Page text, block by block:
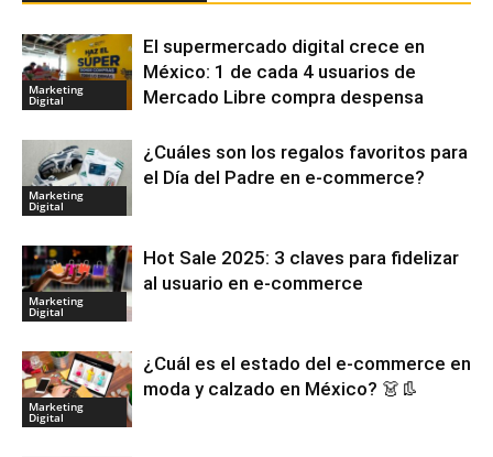
Marketing
Digital
El supermercado digital crece en
México: 1 de cada 4 usuarios de
Mercado Libre compra despensa
Marketing
Digital
¿Cuáles son los regalos favoritos para
el Día del Padre en e-commerce?
Marketing
Digital
Hot Sale 2025: 3 claves para fidelizar
al usuario en e-commerce
Marketing
Digital
¿Cuál es el estado del e-commerce en
moda y calzado en México? 👗👢